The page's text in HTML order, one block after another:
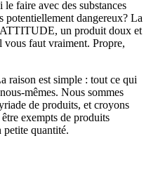
faire avec des substances
potentiellement dangereux? La
un produit doux et
vous faut vraiment. Propre,
raison est simple : tout ce qui
mêmes. Nous sommes
de produits, et croyons
exempts de produits
petite quantité.